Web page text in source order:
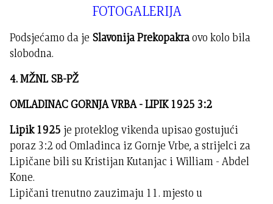
FOTOGALERIJA
Podsjećamo da je Slavonija Prekopakraovo kolo bila
slobodna.
4. MŽNL SB-PŽ
OMLADINAC GORNJA VRBA - LIPIK 1925 3:2
Lipik 1925 je proteklog vikenda upisao gostujući
poraz 3:2 od Omladinca iz Gornje Vrbe, a strijelci za
Lipičane bili su Kristijan Kutanjac i William - Abdel
Kone.
Lipičani trenutno zauzimaju 11. mjesto u